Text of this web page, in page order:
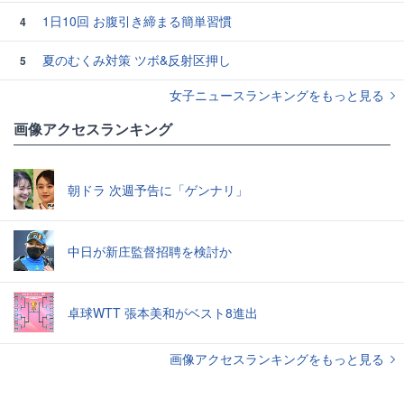
4 1日10回 お腹引き締まる簡単習慣
5
夏のむくみ対策 ツボ&反射区押し
女子ニュースランキングをもっと見る
画像アクセスランキング
朝ドラ 次週予告に「ゲンナリ」
中日が新庄監督招聘を検討か
卓球WTT 張本美和がベスト8進出
画像アクセスランキングをもっと見る